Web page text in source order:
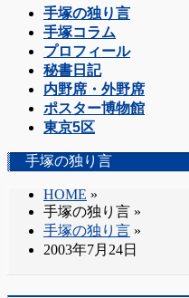
手塚の独り言
手塚コラム
プロフィール
秘書日記
内野席・外野席
ポスター博物館
東京5区
手塚の独り言
HOME »
手塚の独り言 »
手塚の独り言 »
2003年7月24日